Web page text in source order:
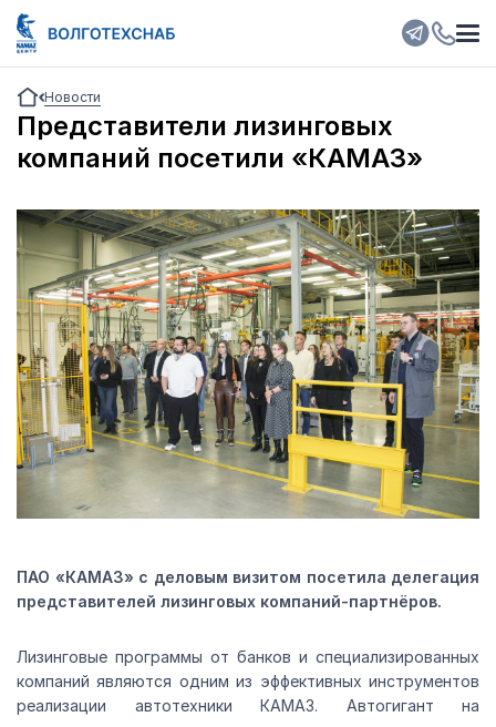
Новости
Представители лизинговых
компаний посетили «КАМАЗ»
ПАО «КАМАЗ» с деловым визитом посетила делегация
представителей лизинговых компаний-партнёров.
Лизинговые программы от банков и специализированных
компаний являются одним из эффективных инструментов
реализации автотехники КАМАЗ. Автогигант на